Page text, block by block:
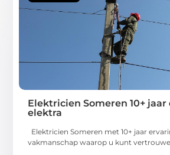
Elektricien Someren 10+
elektra
Elektricien Someren met 10+ jaar
vakmanschap waarop u kunt